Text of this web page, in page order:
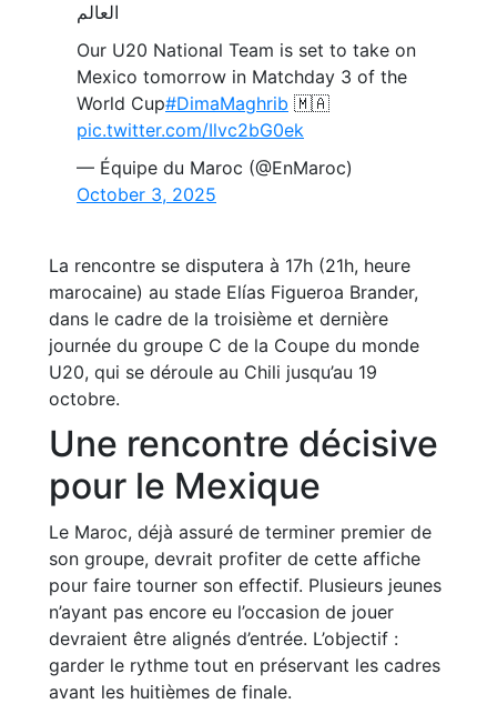
العالم
Our U20 National Team is set to take on
Mexico tomorrow in Matchday 3 of the
World Cup#DimaMaghrib 🇲🇦
pic.twitter.com/Ilvc2bG0ek
— Équipe du Maroc (@EnMaroc)
October 3, 2025
La rencontre se disputera à 17h (21h, heure
marocaine) au stade Elías Figueroa Brander,
dans le cadre de la troisième et dernière
journée du groupe C de la Coupe du monde
U20, qui se déroule au Chili jusqu’au 19
octobre.
Une rencontre décisive
pour le Mexique
Le Maroc, déjà assuré de terminer premier de
son groupe, devrait profiter de cette affiche
pour faire tourner son effectif. Plusieurs jeunes
n’ayant pas encore eu l’occasion de jouer
devraient être alignés d’entrée. L’objectif :
garder le rythme tout en préservant les cadres
avant les huitièmes de finale.